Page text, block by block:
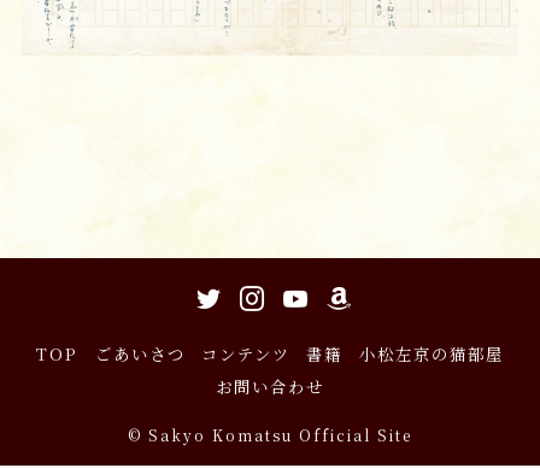
TOP ごあいさつ コンテンツ 書籍
小松左京の猫部屋
お問い合わせ
© Sakyo Komatsu Official Site